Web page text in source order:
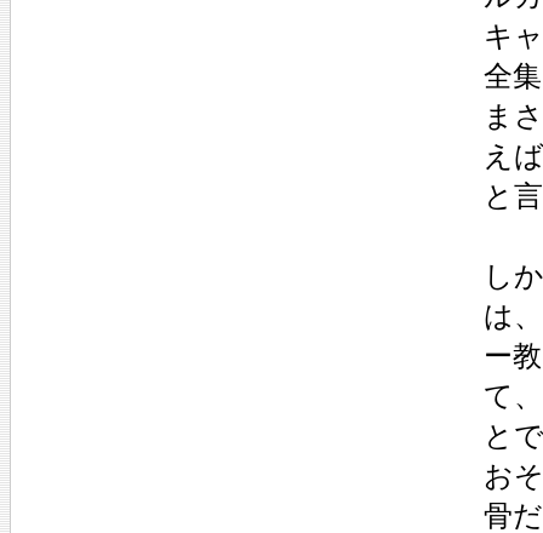
キ
全
ま
え
と
し
は
ー
て
と
お
骨